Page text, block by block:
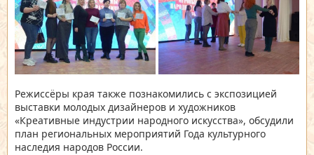
Режиссёры края также познакомились с экспозицией
выставки молодых дизайнеров и художников
«Креативные индустрии народного искусства», обсудили
план региональных мероприятий Года культурного
наследия народов России.